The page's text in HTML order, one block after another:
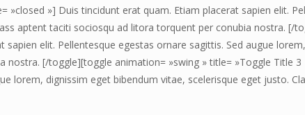
»] Duis tincidunt erat quam. Etiam placerat sapien elit.
aptent taciti sociosqu ad litora torquent per conubia nostra. [/
elit. Pellentesque egestas ornare sagittis. Sed augue
[/toggle][toggle animation= »swing » title= »Toggle Title
lorem, dignissim eget bibendum vitae, scelerisque eget justo.